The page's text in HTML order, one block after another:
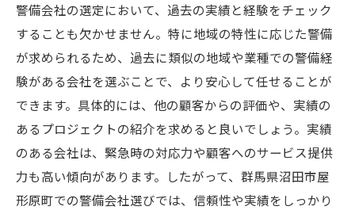
警備会社の選定において、過去の実績と経験をチェック
することも欠かせません。特に地域の特性に応じた警備
が求められるため、過去に類似の地域や業種での警備経
験がある会社を選ぶことで、より安心して任せることが
できます。具体的には、他の顧客からの評価や、実績の
あるプロジェクトの紹介を求めると良いでしょう。実績
のある会社は、緊急時の対応力や顧客へのサービス提供
力も高い傾向があります。したがって、群馬県沼田市屋
形原町での警備会社選びでは、信頼性や実績をしっかり